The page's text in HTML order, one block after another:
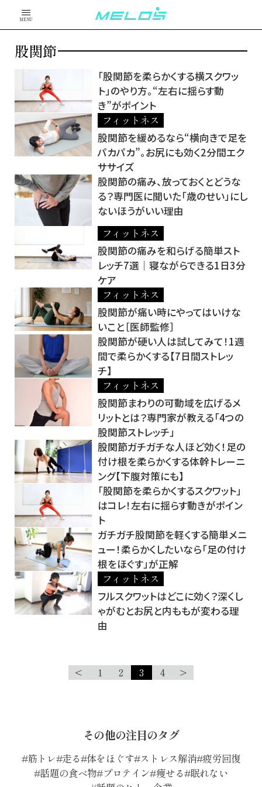
MENU
股関節
「股関節を柔らかくする横スクワッ
ト」のやり方。“左右に揺らす動
き”がポイント
フィットネス
股関節を緩めるなら“横向きで足を
パカパカ”。お尻にも効く2分間エク
ササイズ
股関節の痛み、放っておくとどうな
る？専門医に聞いた「歳のせい」にし
ないほうがいい理由
フィットネス
股関節の痛みを和らげる簡単スト
レッチ7選｜寝ながらできる1日3分
ケア
フィットネス
股関節が痛い時にやってはいけな
いこと［医師監修］
股関節が硬い人は試してみて！1週
間で柔らかくする【7日間ストレッ
チ】
フィットネス
股関節まわりの可動域を広げるメ
リットとは？専門家が教える「4つの
股関節ストレッチ」
股関節ガチガチな人ほど効く！足の
付け根を柔らかくする体幹トレーニ
ング【下腹対策にも】
「股関節を柔らかくするスクワット」
はコレ！左右に揺らす動きがポイン
ト
ガチガチ股関節を軽くする簡単メニ
ュー！柔らかくしたいなら「足の付け
根をほぐす」が正解
フィットネス
フルスクワットはどこに効く？深くし
ゃがむとお尻と内ももが変わる理
由
< 1 2 3 4 >
その他の注目のタグ
筋トレ 走る 体をほぐす ストレス解消 疲労回復
話題の食べ物 プロテイン 痩せる 眠れない